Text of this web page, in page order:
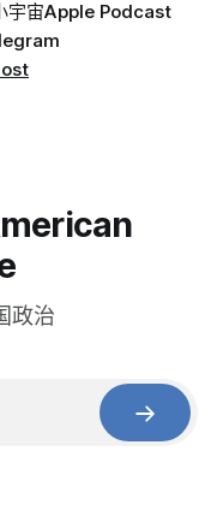
宇宙Apple Podcast
政治